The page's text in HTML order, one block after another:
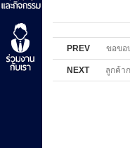
PREV ขอขอ
NEXT ลูกค้า